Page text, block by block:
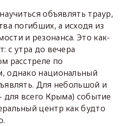
объявлять траур,
погибших, а исходя из
и резонанса. Это как-
с утра до вечера
расстреле по
однако национальный
Для небольшой и
всего Крыма) событие
центр как будто